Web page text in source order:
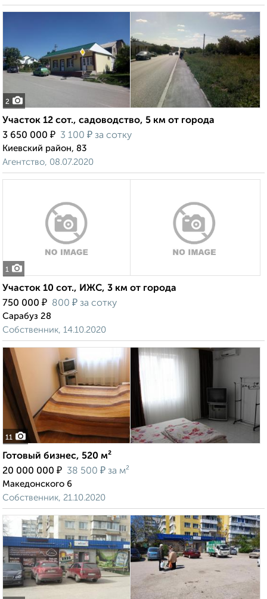
2
Участок 12 сот., садоводство, 5 км от города
3 650 000 ₽ 3 100 ₽ за сотку
Киевский район, 83
Агентство, 08.07.2020
1
Участок 10 сот., ИЖС, 3 км от города
750 000 ₽ 800 ₽ за сотку
Сарабуз 28
Собственник, 14.10.2020
11
Готовый бизнес, 520 м²
20 000 000 ₽ 38 500 ₽ за м²
Македонского 6
Собственник, 21.10.2020